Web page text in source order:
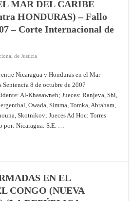
MAR DEL CARIBE
HONDURAS) – Fallo
– Corte Internacional de
de Justicia
Nicaragua y Honduras en el Mar
8 de octubre de 2007
Al-Khasawneh; Jueces: Ranjeva, Shi,
Owada, Simma, Tomka, Abraham,
Skotnikov; Jueces Ad Hoc: Torres
por: Nicaragua: S.E. …
EN EL
CONGO (NUEVA